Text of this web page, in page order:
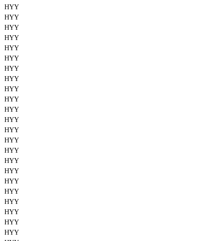
HYY
HYY
HYY
HYY
HYY
HYY
HYY
HYY
HYY
HYY
HYY
HYY
HYY
HYY
HYY
HYY
HYY
HYY
HYY
HYY
HYY
HYY
HYY